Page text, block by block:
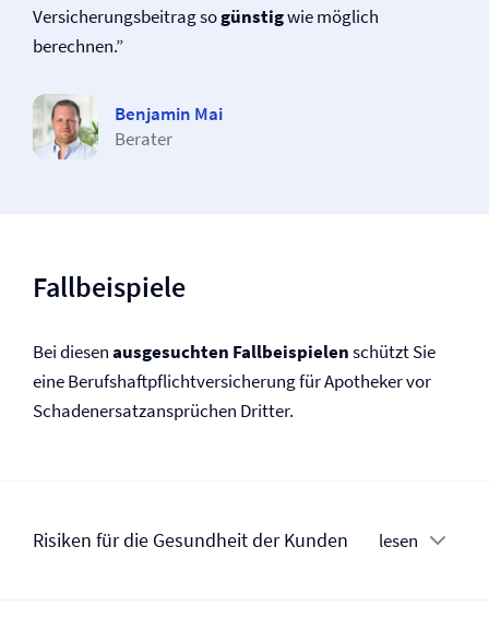
Versicherungsbeitrag sogünstigwie möglich
berechnen.”
Benjamin Mai
Berater
Fallbeispiele
Bei diesenausgesuchten Fallbeispielenschützt Sie
eine Berufs­haftpflicht­versicherung für Apotheker vor
Schadenersatzansprüchen Dritter.
Risiken für die Gesundheit der Kunden lesen